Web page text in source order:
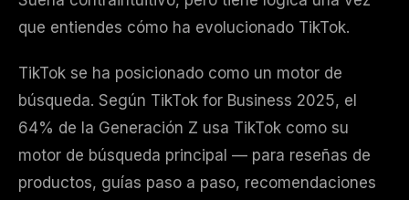
que entiendes cómo ha evolucionado TikTok.
TikTok se ha posicionado como un motor de
búsqueda. Según TikTok for Business 2025, el
64% de la Generación Z usa TikTok como su
motor de búsqueda principal — para reseñas de
productos, guías paso a paso, recomendaciones